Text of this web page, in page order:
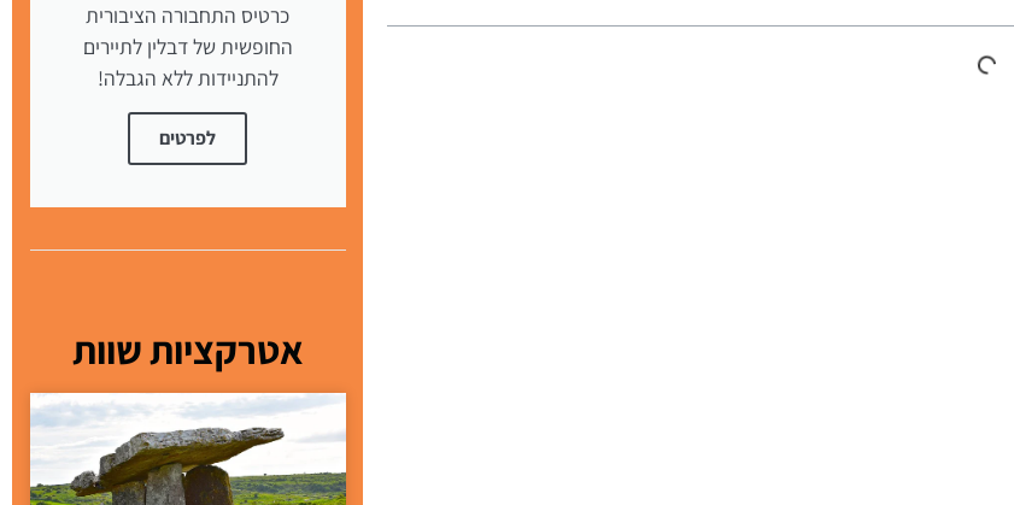
כרטיס התחבורה הציבורית
החופשית של דבלין לתיירים
להתניידות ללא הגבלה!
לפרטים
אטרקציות שוות